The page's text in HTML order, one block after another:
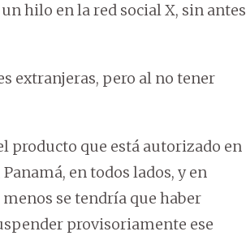
hilo en la red social X, sin antes
extranjeras, pero al no tener
producto que está autorizado en
en todos lados, y en
se tendría que haber
provisoriamente ese